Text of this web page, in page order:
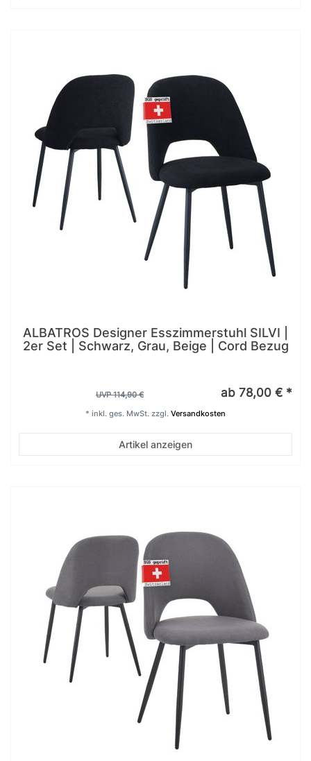
ALBATROS Designer Esszimmerstuhl SILVI |
2er Set | Schwarz, Grau, Beige | Cord Bezug
UVP 114,90 € ab 78,00 € *
Artikel anzeigen
* inkl. ges. MwSt. zzgl. Versandkosten